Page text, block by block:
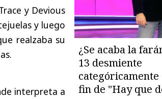
y Devious
y luego
realzaba su
interpreta a
¿Se acaba la
13 desmiente
categóricamente
fin de "Hay que